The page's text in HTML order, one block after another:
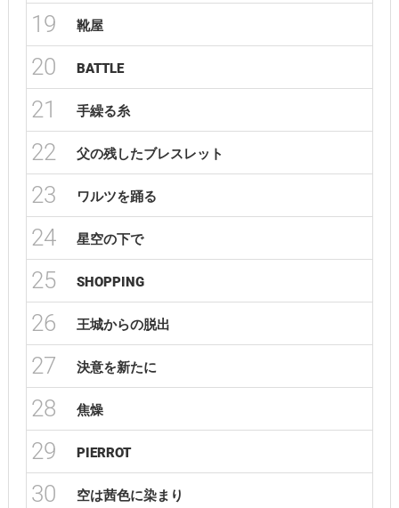
19 靴屋
20 BATTLE
21 手繰る糸
22 父の残したブレスレット
23 ワルツを踊る
24 星空の下で
25 SHOPPING
26 王城からの脱出
27 決意を新たに
28 焦燥
29 PIERROT
30 空は茜色に染まり